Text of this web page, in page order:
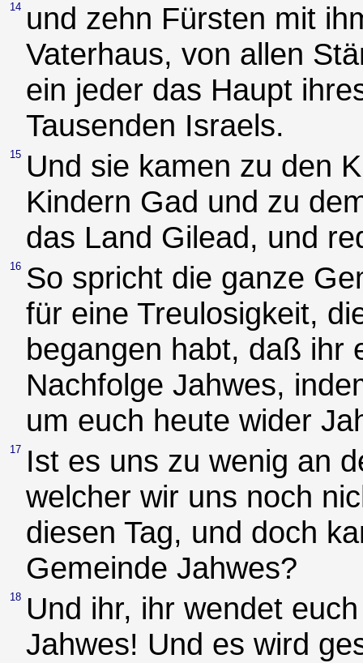
14 und zehn Fürsten mit
Vaterhaus, von allen
ein jeder das Haupt
Tausenden Israels.
15 Und sie kamen zu den
Kindern Gad und zu
das Land Gilead, und
16 So spricht die ganze
für eine Treulosigkeit,
begangen habt, daß ihr
Nachfolge Jahwes,
um euch heute wider
17 Ist es uns zu wenig an
welcher wir uns noch
diesen Tag, und doch
Gemeinde Jahwes?
18 Und ihr, ihr wendet
Jahwes! Und es wird